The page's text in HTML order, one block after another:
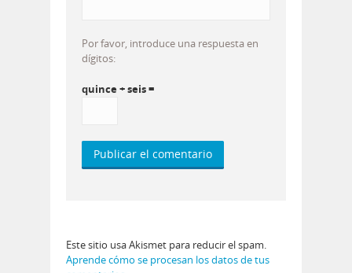
Por favor, introduce una respuesta en
dígitos:
quince + seis =
Este sitio usa Akismet para reducir el spam.
Aprende cómo se procesan los datos de tus